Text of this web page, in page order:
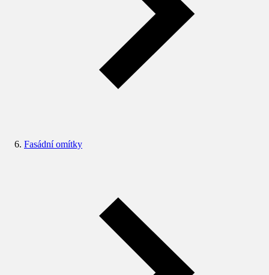
Fasádní omítky